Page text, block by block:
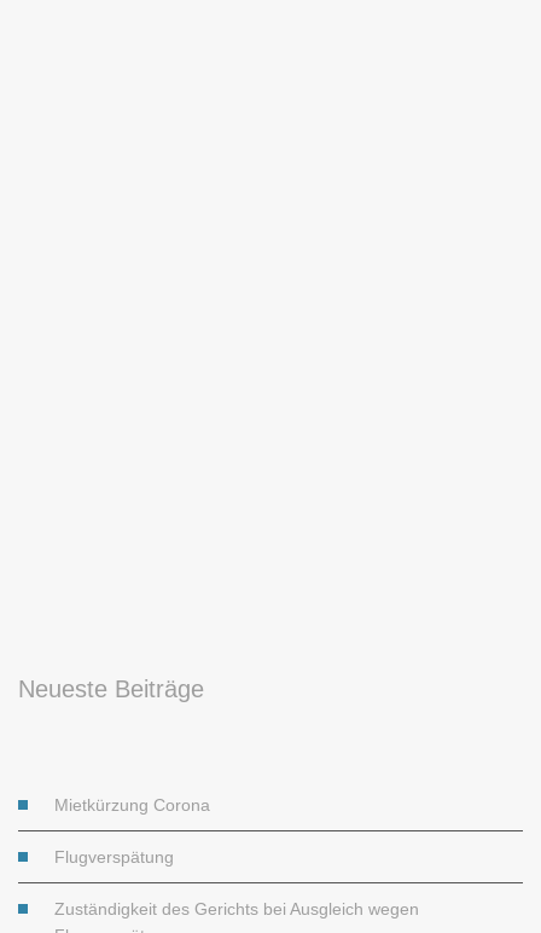
Neueste Beiträge
Mietkürzung Corona
Flugverspätung
Zuständigkeit des Gerichts bei Ausgleich wegen